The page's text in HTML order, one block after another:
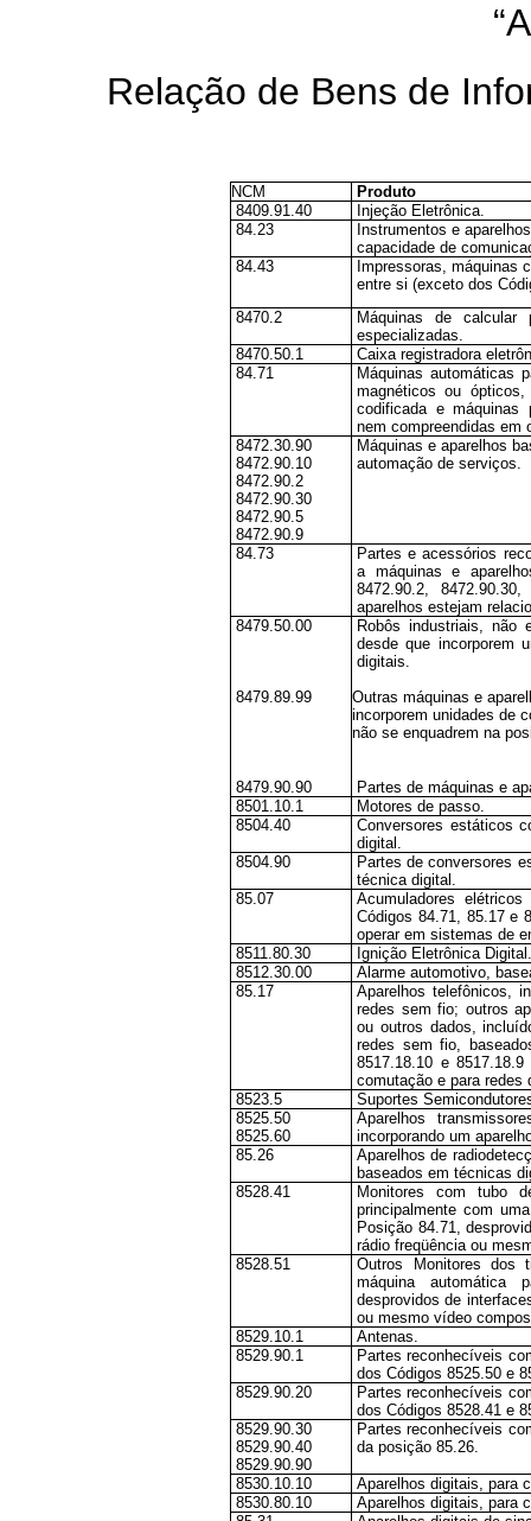
Relação de Bens de
NCM
Produto
8409.91.40
Injeção Eletrônica.
84.23
Instrumentos e
capacidade de
84.43
Impressoras, máquinas
entre si (exceto dos
8470.2
Máquinas de calcular
especializadas.
8470.50.1
Caixa registradora
84.71
Máquinas automáticas
magnéticos ou
codificada e máquinas
nem compreendidas em
8472.30.90
8472.90.10
8472.90.2
8472.90.30
8472.90.5
8472.90.9
Máquinas e aparelhos
automação de serviços.
84.73
Partes e acessórios
a máquinas e
8472.90.2,
aparelhos estejam
8479.50.00
Robôs industriais, não
desde que incorporem
digitais.
8479.89.99
Outras máquinas e
incorporem unidades de
não se enquadrem na
8479.90.90
Partes de máquinas e
8501.10.1
Motores de passo.
8504.40
Conversores estáticos
digital.
8504.90
Partes de conversores
técnica digital.
85.07
Acumuladores
Códigos 84.71, 85.17 e
operar em sistemas de
8511.80.30
Ignição Eletrônica
8512.30.00
Alarme automotivo,
85.17
Aparelhos telefônicos,
redes sem fio; outros
ou outros dados,
redes sem fio,
8517.18.10 e
comutação e para redes
8523.5
Suportes
8525.50
8525.60
Aparelhos
incorporando um
85.26
Aparelhos de
baseados em técnicas
8528.41
Monitores com tubo
principalmente com
Posição 84.71,
rádio freqüência ou
8528.51
Outros Monitores dos
máquina automática
desprovidos de
ou mesmo vídeo
8529.10.1
Antenas.
8529.90.1
Partes reconhecíveis
dos Códigos 8525.50 e
8529.90.20
Partes reconhecíveis
dos Códigos 8528.41 e
8529.90.30
8529.90.40
8529.90.90
Partes reconhecíveis
da posição 85.26.
8530.10.10
Aparelhos digitais, para
8530.80.10
Aparelhos digitais, para